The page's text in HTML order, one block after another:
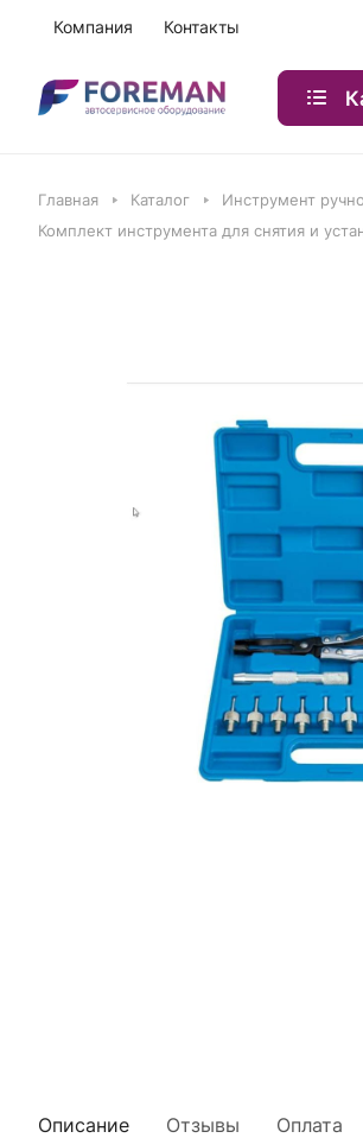
Компания Контакты
Главная Каталог Инструмент
Комплект инструмента для снятия и
Описание Отзывы Оплата